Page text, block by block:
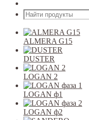
ALMERA G15
DUSTER
LOGAN 2
LOGAN ф1
LOGAN ф2